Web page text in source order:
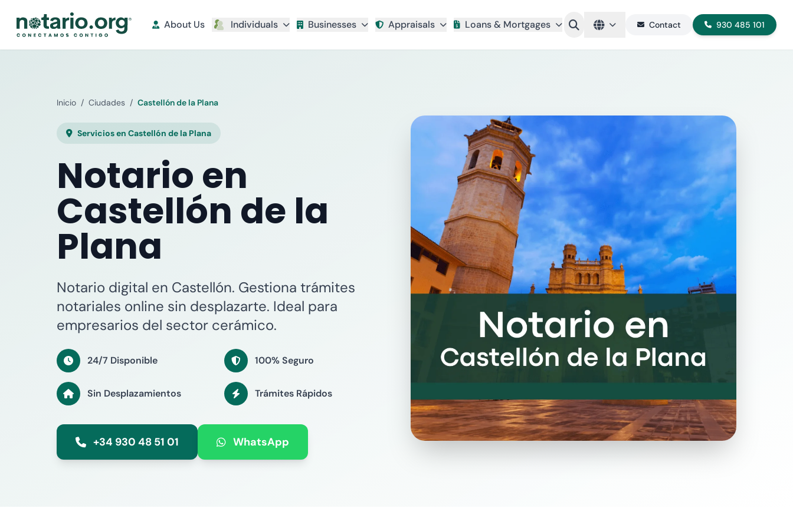
About Us Individuals Businesses Appraisals Loans & Mortgages Contact 930 485 101
Inicio / Ciudades / Castellón de la Plana
Servicios en Castellón de la Plana
Notario en
Castellón de la
Plana
Notario digital en Castellón. Gestiona trámites
notariales online sin desplazarte. Ideal para
empresarios del sector cerámico.
24/7 Disponible 100% Seguro
Sin Desplazamientos Trámites Rápidos
+34 930 48 51 01 WhatsApp